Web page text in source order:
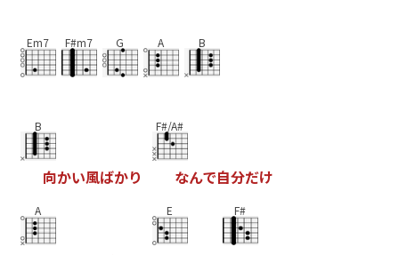
Em7 F#m7 G A B
B
向かい風ばかり
F#/A#
なんで自分だけ
A E F#